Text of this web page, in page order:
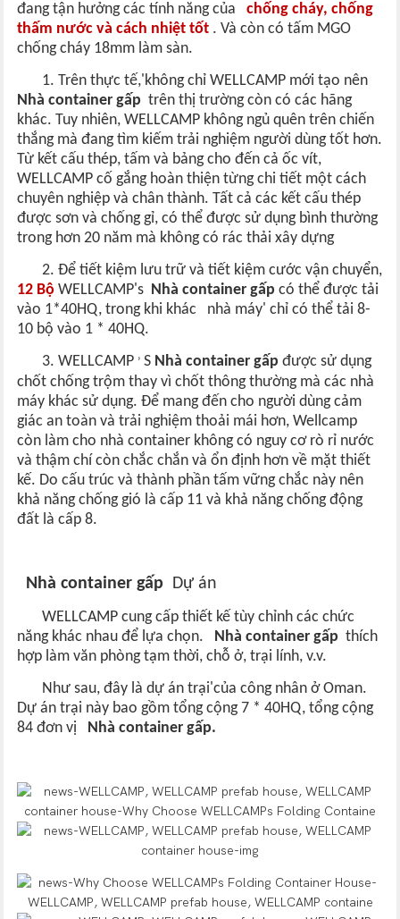
đang tận hưởng các tính năng của
chống cháy, chống
thấm nước và cách nhiệt tốt . Và còn có tấm MGO
chống cháy 18mm làm sàn.
1. Trên thực tế,'không chỉ WELLCAMP mới tạo nên
Nhà container gấp trên thị trường còn có các hãng
khác. Tuy nhiên, WELLCAMP không ngủ quên trên chiến
thắng mà đang tìm kiếm trải nghiệm người dùng tốt hơn.
Từ kết cấu thép, tấm và bảng cho đến cả ốc vít,
WELLCAMP cố gắng hoàn thiện từng chi tiết một cách
chuyên nghiệp và chân thành. Tất cả các kết cấu thép
được sơn và chống gỉ, có thể được sử dụng bình thường
trong hơn 20 năm mà không có rác thải xây dựng
2. Để tiết kiệm lưu trữ và tiết kiệm cước vận chuyển,
12 BộWELLCAMP's Nhà container gấpcó thể được tải
vào 1*40HQ, trong khi khác
nhà máy' chỉ có thể tải 8-
10 bộ vào 1 * 40HQ.
3. WELLCAMP ’S Nhà container gấpđược sử dụng
chốt chống trộm thay vì chốt thông thường mà các nhà
máy khác sử dụng. Để mang đến cho người dùng cảm
giác an toàn và trải nghiệm thoải mái hơn, Wellcamp
còn làm cho nhà container không có nguy cơ rò rỉ nước
và thậm chí còn chắc chắn và ổn định hơn về mặt thiết
kế. Do cấu trúc và thành phần tấm vững chắc này nên
khả năng chống gió là cấp 11 và khả năng chống động
đất là cấp 8.
Nhà container gấp Dự án
WELLCAMP cung cấp thiết kế tùy chỉnh các chức
năng khác nhau để lựa chọn.
Nhà container gấp thích
hợp làm văn phòng tạm thời, chỗ ở, trại lính, v.v.
Như sau, đây là dự án trại'của công nhân ở Oman.
Dự án trại này bao gồm tổng cộng 7 * 40HQ, tổng cộng
84 đơn vị
Nhà container gấp.